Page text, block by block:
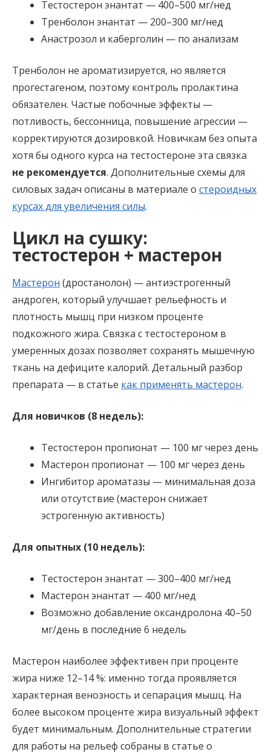
Тестостерон энантат — 400–500 мг/нед
Тренболон энантат — 200–300 мг/нед
Анастрозол и каберголин — по анализам
Тренболон не ароматизируется, но является
прогестагеном, поэтому контроль пролактина
обязателен. Частые побочные эффекты —
потливость, бессонница, повышение агрессии —
корректируются дозировкой. Новичкам без опыта
хотя бы одного курса на тестостероне эта связка
не рекомендуется. Дополнительные схемы для
силовых задач описаны в материале о стероидных
курсах для увеличения силы.
Цикл на сушку:
тестостерон + мастерон
Мастерон (дростанолон) — антиэстрогенный
андроген, который улучшает рельефность и
плотность мышц при низком проценте
подкожного жира. Связка с тестостероном в
умеренных дозах позволяет сохранять мышечную
ткань на дефиците калорий. Детальный разбор
препарата — в статье как применять мастерон.
Для новичков (8 недель):
Тестостерон пропионат — 100 мг через день
Мастерон пропионат — 100 мг через день
Ингибитор ароматазы — минимальная доза
или отсутствие (мастерон снижает
эстрогенную активность)
Для опытных (10 недель):
Тестостерон энантат — 300–400 мг/нед
Мастерон энантат — 400 мг/нед
Возможно добавление оксандролона 40–50
мг/день в последние 6 недель
Мастерон наиболее эффективен при проценте
жира ниже 12–14 %: именно тогда проявляется
характерная венозность и сепарация мышц. На
более высоком проценте жира визуальный эффект
будет минимальным. Дополнительные стратегии
для работы на рельеф собраны в статье о